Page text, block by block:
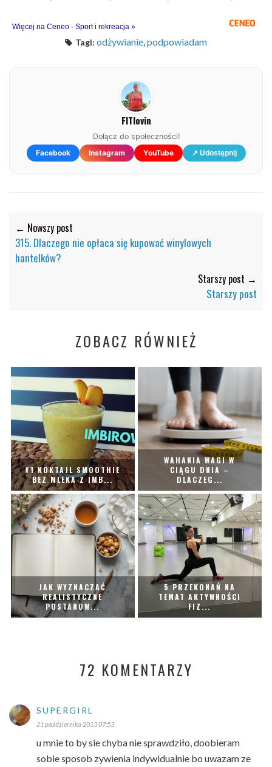
Więcej na Ceneo - Sport i rekreacja »
Tagi: odżywianie podpowiadam
FITlovin
Dołącz do społeczności!
Facebook
Instagram YouTube ↗ Udostępnij
← Nowszy post
315. Dlaczego nie opłaca się kupować winylowych
hantelków?
Starszy post →
Starszy post
ZOBACZ RÓWNIEŻ
#1 KOKTAJL SMOOTHIE
BEZ MLEKA Z IMB...
WAHANIA WAGI W
CIĄGU DNIA –
DLACZEG...
JAK WYZNACZAĆ
REALISTYCZNE
POSTANOW...
5 PRZEKONAŃ NA
TEMAT AKTYWNOŚCI
FIZ...
72 KOMENTARZY
SUPERGIRL
21 października 2013 07:53
u mnie to by sie chyba nie sprawdziło, doobieram
sobie sposob zywienia indywidualnie bo uwazam ze